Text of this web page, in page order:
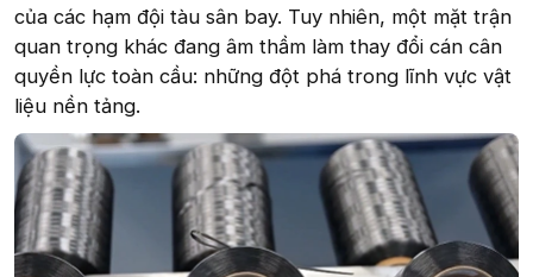
của các hạm đội tàu sân bay. Tuy nhiên, một mặt trận
quan trọng khác đang âm thầm làm thay đổi cán cân
quyền lực toàn cầu: những đột phá trong lĩnh vực vật
liệu nền tảng.